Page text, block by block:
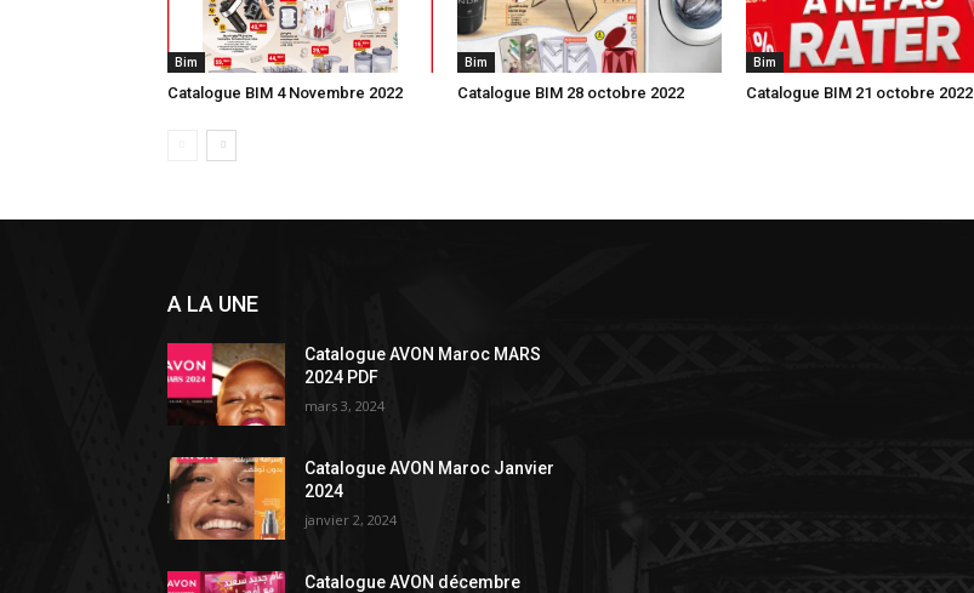
Bim
Catalogue BIM 4 Novembre 2022
Bim
Catalogue BIM 28 octobre 2022
Bim
Catalogue BIM 21 octobre 2022
A LA UNE
Catalogue AVON Maroc MARS
2024 PDF
mars 3, 2024
Catalogue AVON Maroc Janvier
2024
janvier 2, 2024
Catalogue AVON décembre